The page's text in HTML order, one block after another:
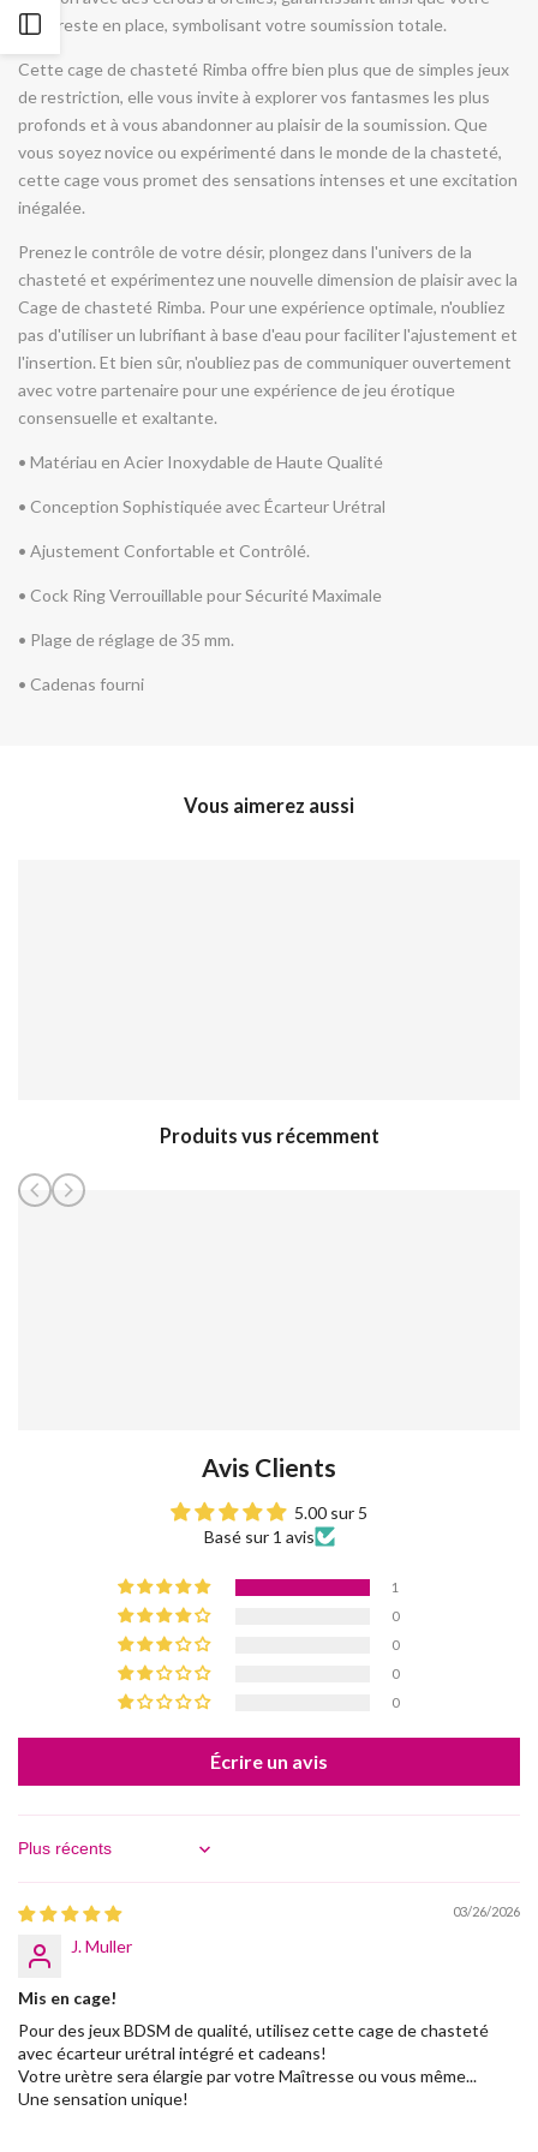
Ouvrir
latérale
cage reste en place, symbolisant votre soumission totale.
Cette cage de chasteté Rimba offre bien plus que de simples jeux
de restriction, elle vous invite à explorer vos fantasmes les plus
profonds et à vous abandonner au plaisir de la soumission. Que
vous soyez novice ou expérimenté dans le monde de la chasteté,
cette cage vous promet des sensations intenses et une excitation
inégalée.
Prenez le contrôle de votre désir, plongez dans l'univers de la
chasteté et expérimentez une nouvelle dimension de plaisir avec la
Cage de chasteté Rimba. Pour une expérience optimale, n'oubliez
pas d'utiliser un lubrifiant à base d'eau pour faciliter l'ajustement et
l'insertion. Et bien sûr, n'oubliez pas de communiquer ouvertement
avec votre partenaire pour une expérience de jeu érotique
consensuelle et exaltante.
• Matériau en Acier Inoxydable de Haute Qualité
• Conception Sophistiquée avec Écarteur Urétral
• Ajustement Confortable et Contrôlé.
• Cock Ring Verrouillable pour Sécurité Maximale
• Plage de réglage de 35 mm.
• Cadenas fourni
Vous aimerez aussi
Produits vus récemment
Avis Clients
5.00 sur 5
Basé sur 1 avis
1
0
0
0
0
Écrire un avis
Sort by
03/26/2026
J. Muller
Mis en cage!
Pour des jeux BDSM de qualité, utilisez cette cage de chasteté
avec écarteur urétral intégré et cadeans!
Votre urètre sera élargie par votre Maîtresse ou vous même...
Une sensation unique!